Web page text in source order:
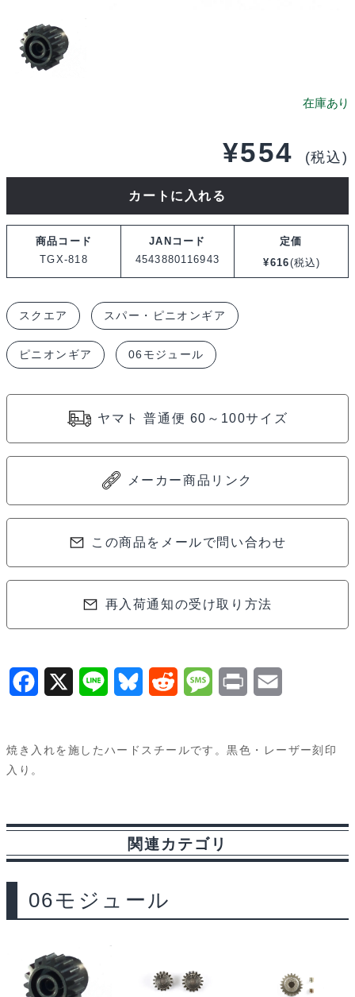
¥554 (税込)
ハ
ド
ス
チ
ニ
ギ
18T(06
モ
ュ
ル)
タ
ヤ
汎
steel
pinion
18T
(06
TAMIYA
general
カートに入れる
商品コード
TGX-818
JANコード
4543880116943
定価
¥616(税込)
スクエア スパー・ピニオンギア
ピニオンギア 06モジュール
ヤマト 普通便 60～100サイズ
メーカー商品リンク
この商品をメールで問い合わせ
再入荷通知の受け取り方法
o
o
X B
k
y
R
t
M
g
e
P
焼き入れを施したハードスチールです。黒色・レーザー刻印
入り。
関連カテゴリ
06モジュール